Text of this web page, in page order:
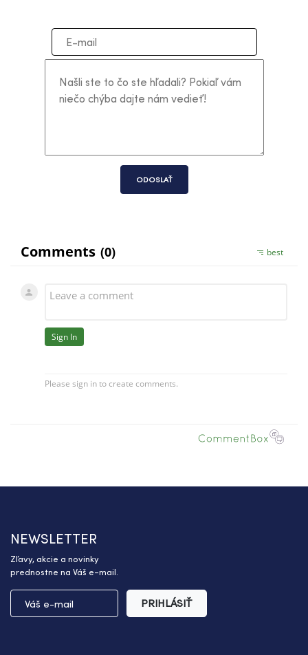
ODOSLAŤ
NEWSLETTER
Zľavy, akcie a novinky
prednostne na Váš e-mail.
PRIHLÁSIŤ